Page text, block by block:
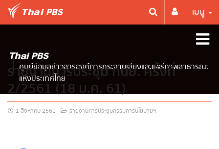
เมนู
ศูนย์ข้อมูลข่าวสารองค์การกระจายเสียงและแพร่ภาพสาธารณะ
แห่งประเทศไทย
รายงานการประชุม กนย. ครั้งที่
2/2561 (18 ม.ค. 61)
1 สิงหาคม 2561 รายงานการประชุมกรรมการนโยบายฯ